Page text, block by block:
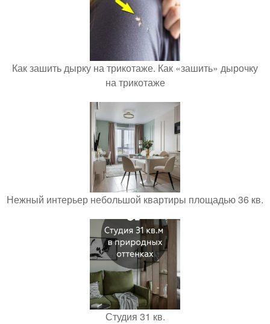
Как зашить дырку на трикотаже. Как «зашить» дырочку
на трикотаже
Нежный интерьер небольшой квартиры площадью 36 кв.
Студия 31 кв.